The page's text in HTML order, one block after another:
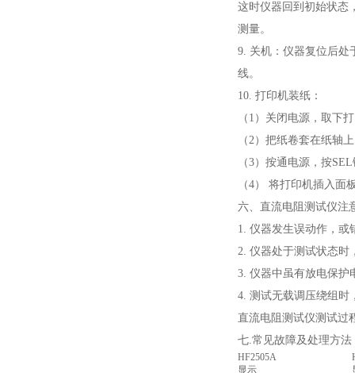
这时仪器回到初始状态
测量。
9. 关机：仪器复位后处
线。
10. 打印机装纸：
（1）关闭电源，取下
（2）把纸卷套在纸轴
（3）按通电源，按
（4） 将打印机插入
六、直流电阻测试仪注
1. 仪器发生误动作，或
2. 仪器处于测试状态时
3. 仪器中虽有放电保护
4. 测试无载调压绕组时
直流电阻测试仪测试过
七.常见故障及处理方法
HF2505A
显示